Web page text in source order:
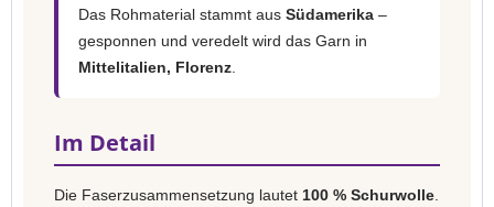
Das Rohmaterial stammt aus Südamerika –
gesponnen und veredelt wird das Garn in
Mittelitalien, Florenz
Im Detail
Die Faserzusammensetzung lautet 100 % Schurwolle